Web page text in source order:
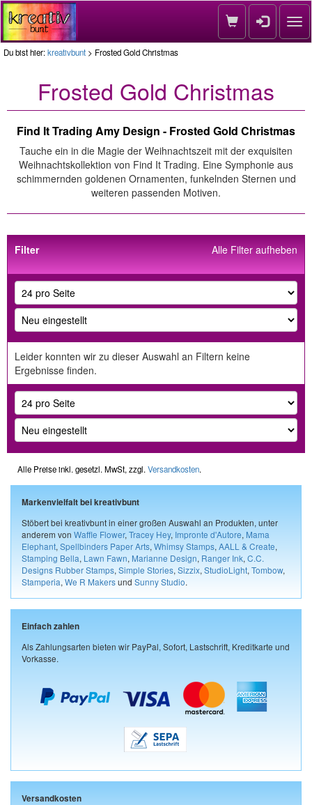
Du bist hier:kreativbunt > Frosted Gold Christmas
Frosted Gold Christmas
Find It Trading Amy Design - Frosted Gold Christmas
Tauche ein in die Magie der Weihnachtszeit mit der exquisiten
Weihnachtskollektion von Find It Trading. Eine Symphonie aus
schimmernden goldenen Ornamenten, funkelnden Sternen und
weiteren passenden Motiven.
Alle Filter aufheben
Filter
Leider konnten wir zu dieser Auswahl an Filtern keine
Ergebnisse finden.
Alle Preise inkl. gesetzl. MwSt, zzgl. Versandkosten.
Markenvielfalt bei kreativbunt
Stöbert bei kreativbunt in einer großen Auswahl an Produkten, unter
anderem von Waffle Flower, Tracey Hey, Impronte d'Autore, Mama
Elephant, Spellbinders Paper Arts, Whimsy Stamps, AALL & Create,
Stamping Bella, Lawn Fawn, Marianne Design, Ranger Ink, C.C.
Designs Rubber Stamps, Simple Stories, Sizzix, StudioLight, Tombow,
Stamperia, We R Makersund Sunny Studio.
Einfach zahlen
Als Zahlungsarten bieten wir PayPal, Sofort, Lastschrift, Kreditkarte und
Vorkasse.
Versandkosten